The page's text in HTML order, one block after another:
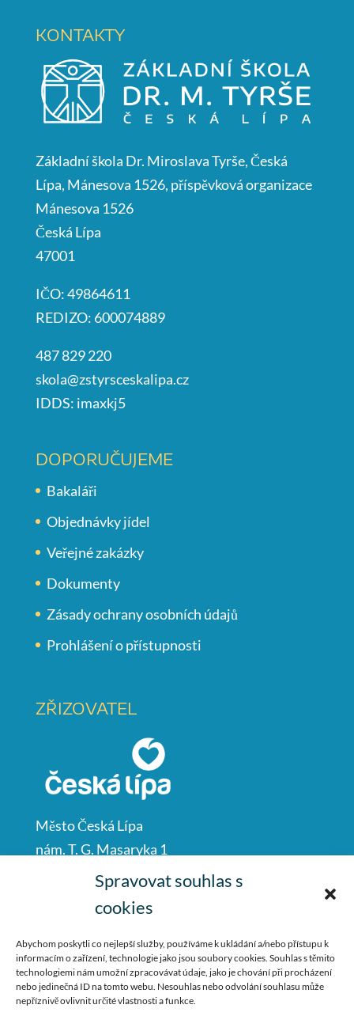
Spravovat souhlas s
cookies
Abychom poskytli co nejlepší služby, používáme k ukládání a/nebo přístupu k
informacím o zařízení, technologie jako jsou soubory cookies. Souhlas s těmito
technologiemi nám umožní zpracovávat údaje, jako je chování při procházení
nebo jedinečná ID na tomto webu. Nesouhlas nebo odvolání souhlasu může
nepříznivě ovlivnit určité vlastnosti a funkce.
KONTAKTY
Základní škola Dr. Miroslava Tyrše, Česká
Lípa, Mánesova 1526, příspěvková organizace
Mánesova 1526
Česká Lípa
47001
IČO: 49864611
REDIZO: 600074889
487 829 220
skola@zstyrsceskalipa.cz
IDDS: imaxkj5
DOPORUČUJEME
Bakaláři
Objednávky jídel
Veřejné zakázky
Dokumenty
Zásady ochrany osobních údajů
Prohlášení o přístupnosti
ZŘIZOVATEL
Město Česká Lípa
nám. T. G. Masaryka 1
Česká Lípa
487 881 111
podatelna@mucl.cz